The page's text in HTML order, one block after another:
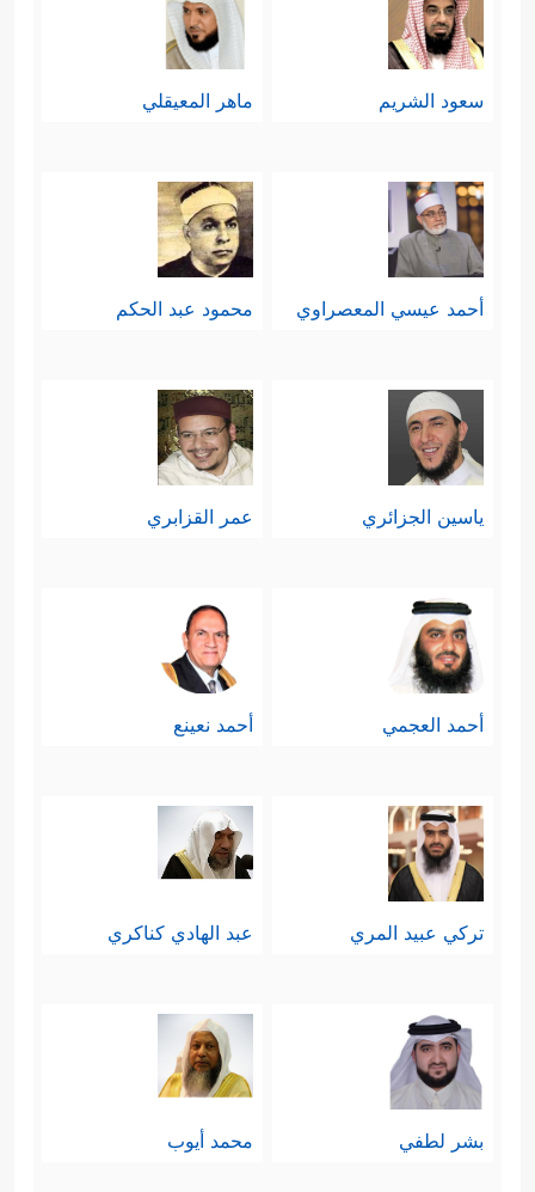
سعود الشريم ماهر المعيقلي
أحمد عيسي المعصراوي محمود عبد الحكم
ياسين الجزائري عمر القزابري
أحمد العجمي أحمد نعينع
تركي عبيد المري عبد الهادي كناكري
بشر لطفي محمد أيوب